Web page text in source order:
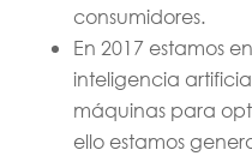
consumidores.
En 2017 estamos
inteligencia
máquinas para
ello estamos